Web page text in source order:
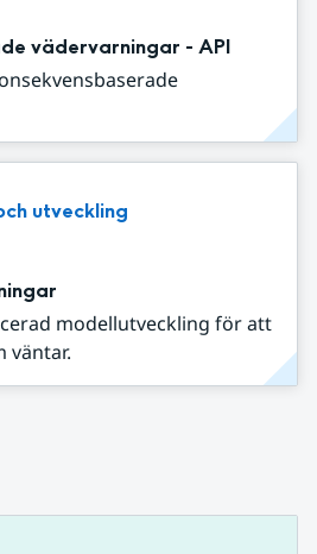
vädervarningar - API
utveckling
modellutveckling för att
väntar.